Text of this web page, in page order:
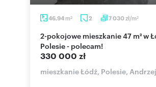
46,94 m2 2 7 030zł/m2
2-pokojowe mieszkanie 47 m² w Łodzi,
Polesie - polecam!
330 000 zł
mieszkanie Łódź, Polesie,